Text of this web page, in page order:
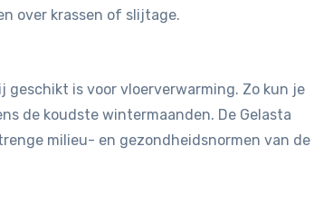
over krassen of slijtage.
is voor vloerverwarming. Zo kun je
de koudste wintermaanden. De Gelasta
milieu- en gezondheidsnormen van de